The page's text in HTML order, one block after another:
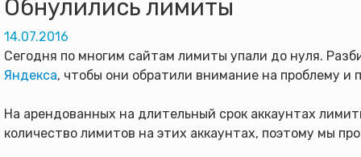
Обнулились лимиты
14.07.2016
Сегодня по многим сайтам лимиты упали до нуля.
Яндекса, чтобы они обратили внимание на проблему и
На арендованных на длительный срок аккаунтах
количество лимитов на этих аккаунтах, поэтому мы